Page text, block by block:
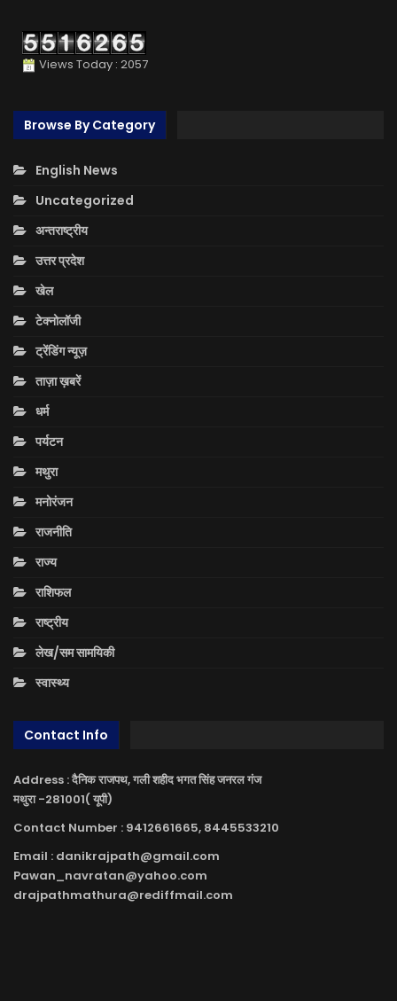
Views Today : 2057
Browse By Category
English News
Uncategorized
अन्तराष्ट्रीय
उत्तर प्रदेश
खेल
टेक्नोलॉजी
ट्रेंडिंग न्यूज़
ताज़ा ख़बरें
धर्म
पर्यटन
मथुरा
मनोरंजन
राजनीति
राज्य
राशिफल
राष्ट्रीय
लेख/सम सामयिकी
स्वास्थ्य
Contact Info
Address : दैनिक राजपथ, गली शहीद भगत सिंह जनरल गंज
मथुरा -281001( यूपी)
Contact Number : 9412661665, 8445533210
Email : danikrajpath@gmail.com
Pawan_navratan@yahoo.com
drajpathmathura@rediffmail.com